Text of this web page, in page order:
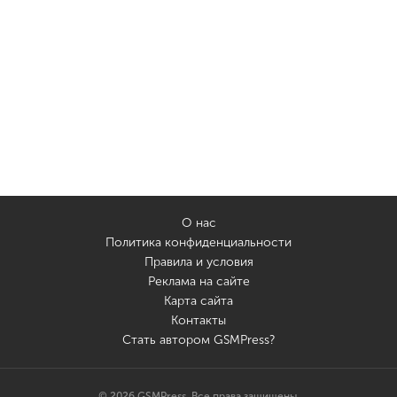
О нас
Политика конфиденциальности
Правила и условия
Реклама на сайте
Карта сайта
Контакты
Стать автором GSMPress?